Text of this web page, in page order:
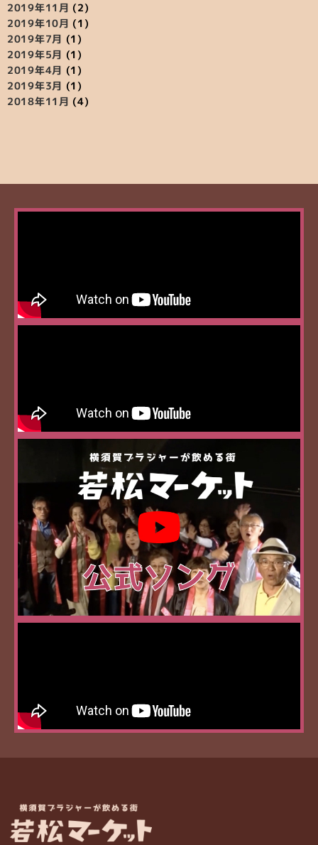
2019年11月 (2)
2019年10月 (1)
2019年7月 (1)
2019年5月 (1)
2019年4月 (1)
2019年3月 (1)
2018年11月 (4)